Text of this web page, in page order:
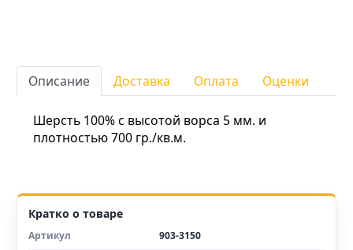
Описание Доставка Оплата Оценки
Шерсть 100% с высотой ворса 5 мм. и
плотностью 700 гр./кв.м.
Кратко о товаре
Артикул 903-3150